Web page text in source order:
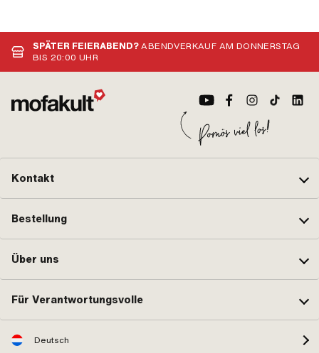
SPÄTER FEIERABEND?ABENDVERKAUF AM DONNERSTAG
BIS 20:00 UHR
Kontakt
Bestellung
Über uns
Für Verantwortungsvolle
Deutsch